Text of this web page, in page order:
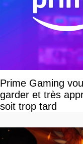
Prime Gaming
garder et très
soit trop tard